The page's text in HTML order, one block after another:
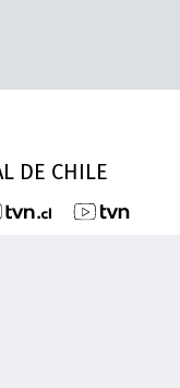
DE CHILE